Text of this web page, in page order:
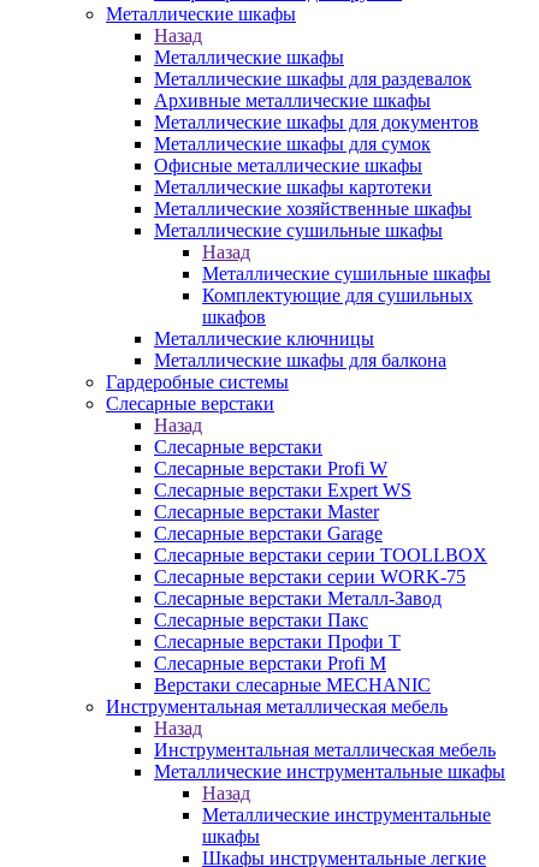
Металлические шкафы
Назад
Металлические шкафы
Металлические шкафы для раздевалок
Архивные металлические шкафы
Металлические шкафы для документов
Металлические шкафы для сумок
Офисные металлические шкафы
Металлические шкафы картотеки
Металлические хозяйственные шкафы
Металлические сушильные шкафы
Назад
Металлические сушильные шкафы
Комплектующие для сушильных
шкафов
Металлические ключницы
Металлические шкафы для балкона
Гардеробные системы
Слесарные верстаки
Назад
Слесарные верстаки
Слесарные верстаки Profi W
Слесарные верстаки Expert WS
Слесарные верстаки Master
Слесарные верстаки Garage
Слесарные верстаки серии TOOLLBOX
Слесарные верстаки серии WORK-75
Слесарные верстаки Металл-Завод
Слесарные верстаки Пакс
Слесарные верстаки Профи Т
Слесарные верстаки Profi M
Верстаки слесарные MECHANIC
Инструментальная металлическая мебель
Назад
Инструментальная металлическая мебель
Металлические инструментальные шкафы
Назад
Металлические инструментальные
шкафы
Шкафы инструментальные легкие